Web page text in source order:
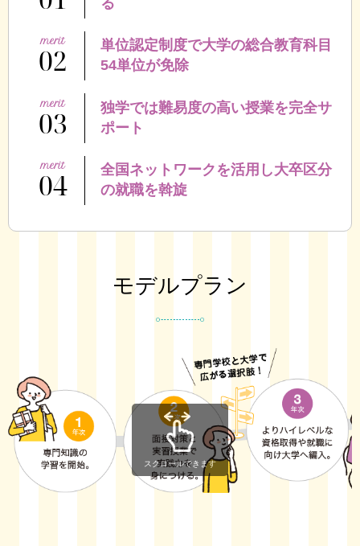
02
単位認定制度で大学の総合教育科目
54単位が免除
03
独学では難易度の高い授業を完全サ
ポート
04
全国ネットワークを活用し大卒区分
の就職を斡旋
モデルプラン
スクロールできます